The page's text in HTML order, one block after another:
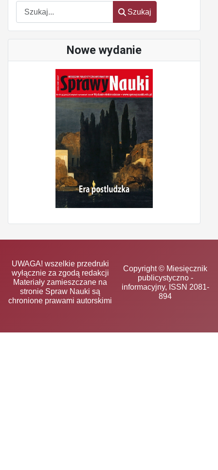
Szukaj
Szukaj
Nowe wydanie
UWAGA! wszelkie przedruki
wyłącznie za zgodą redakcji
Materiały zamieszczane na
stronie Spraw Nauki są
chronione prawami autorskimi
Copyright © Miesięcznik
publicystyczno -
informacyjny, ISSN 2081-
894